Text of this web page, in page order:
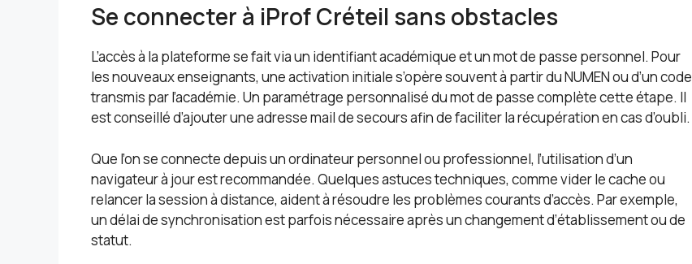
Se connecter à iProf Créteil sans obstacles
L’accès à la plateforme se fait via un identifiant académique et un mot de passe personnel. Pour
les nouveaux enseignants, une activation initiale s’opère souvent à partir du NUMEN ou d’un code
transmis par l’académie. Un paramétrage personnalisé du mot de passe complète cette étape. Il
est conseillé d’ajouter une adresse mail de secours afin de faciliter la récupération en cas d’oubli.
Que l’on se connecte depuis un ordinateur personnel ou professionnel, l’utilisation d’un
navigateur à jour est recommandée. Quelques astuces techniques, comme vider le cache ou
relancer la session à distance, aident à résoudre les problèmes courants d’accès. Par exemple,
un délai de synchronisation est parfois nécessaire après un changement d’établissement ou de
statut.